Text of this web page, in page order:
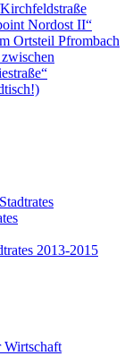
Nordost II“
Ortsteil Pfrombach
2013-2015
Wirtschaft